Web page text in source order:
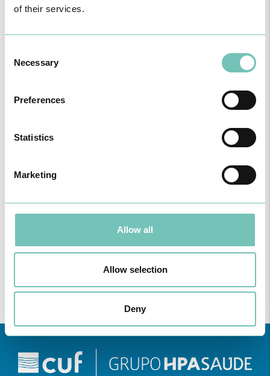
of their services.
Selection
Necessary
Preferences
Statistics
Marketing
Allow all
Allow selection
Deny
HEMATOLOGIA
15 de Setembro de 2024